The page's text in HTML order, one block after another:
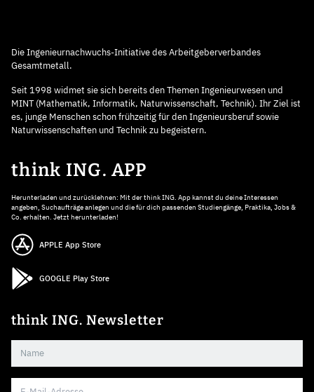
Die Ingenieurnachwuchs-Initiative des Arbeitgeberverbandes
Gesamtmetall.
Seit 1998 widmet sie sich bereits den Themen Ingenieurwesen und
MINT (Mathematik, Informatik, Naturwissenschaft, Technik). Ihr Ziel ist
es, junge Menschen schon frühzeitig für den Ingenieursberuf sowie
Naturwissenschaften und Technik zu begeistern.
think ING. APP
Herunterladen und zurücklehnen: Mit der think ING. App kannst du deine Interessen
angeben, Suchaufträge anlegen und die für dich passenden Studiengänge, Praktika, Jobs &
Co. erhalten. Jetzt herunterladen!
APPLE App Store
GOOGLE Play Store
think ING. Newsletter